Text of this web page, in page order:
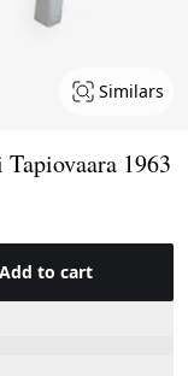
Similars
1963
Add to cart